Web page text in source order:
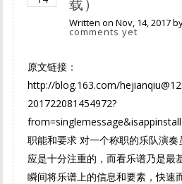
Written onNov, 14, 2017
comments yet
原文链接：
http://blog.163.com/
201722081454972?
职能和要求 对一个称职的乐队演
应是十分注重的，而看乐谱乃是最
瞬间将乐谱上的信息和要素，快速